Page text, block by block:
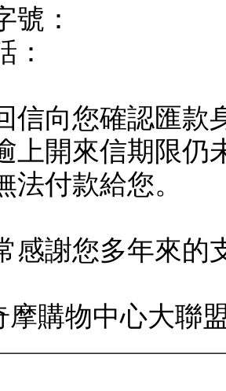
號：
：
信向您確認匯款
上開來信期限仍
法付款給您。
感謝您多年來的
摩購物中心大